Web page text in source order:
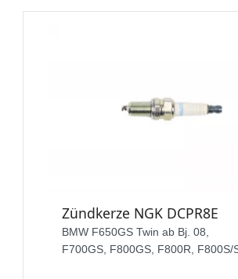
Zündkerze NGK DCPR8E
BMW F650GS Twin ab Bj. 08,
F700GS, F800GS, F800R, F800S/